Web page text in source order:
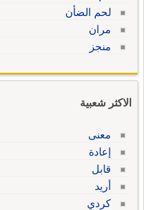
لحم الضأن
مران
منجز
الاكثر شعبية
معنى
إعادة
قابل
أريد
كردي